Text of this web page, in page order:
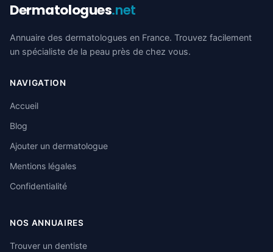
Dermatologues.net
Annuaire des dermatologues en France. Trouvez facilement
un spécialiste de la peau près de chez vous.
NAVIGATION
Accueil
Blog
Ajouter un dermatologue
Mentions légales
Confidentialité
NOS ANNUAIRES
Trouver un dentiste